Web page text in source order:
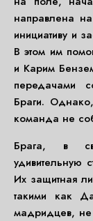
направлена
инициативу и
В этом им
и Карим
передачами
Браги.
команда не
Брага, в
удивительную
Их защитная
такими как
мадридцев, не